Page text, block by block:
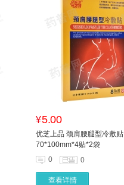
¥5.00
优芝上品 颈肩腰腿型冷敷贴
70*100mm*4贴*2袋
0
0
查看详情